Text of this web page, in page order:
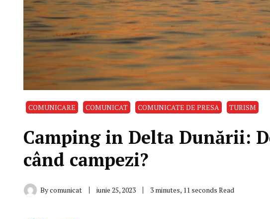
COMUNICARE COMUNICAT COMUNICATE DE PRESA TURISM
Camping in Delta Dunării:
când campezi?
Bycomunicat iunie 25, 2023 3 minutes, 11 seconds Read